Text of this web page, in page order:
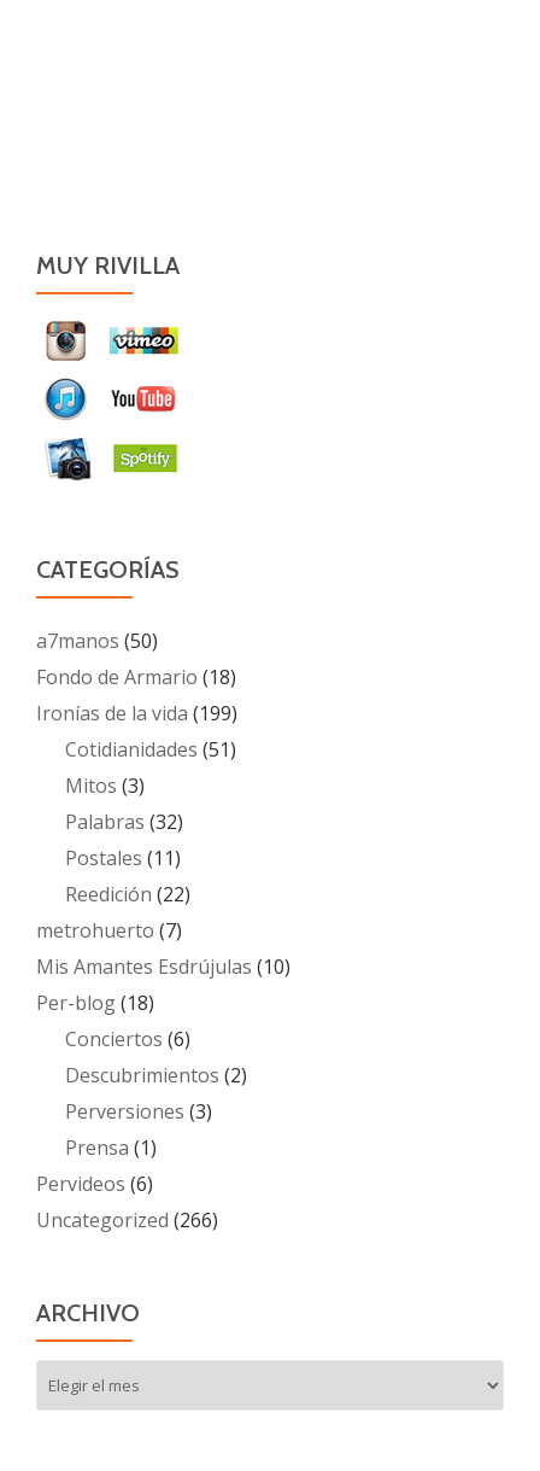
MUY RIVILLA
CATEGORÍAS
a7manos (50)
Fondo de Armario (18)
Ironías de la vida (199)
Cotidianidades (51)
Mitos (3)
Palabras (32)
Postales (11)
Reedición (22)
metrohuerto (7)
Mis Amantes Esdrújulas (10)
Per-blog(18)
Conciertos (6)
Descubrimientos (2)
Perversiones (3)
Prensa (1)
Pervideos (6)
Uncategorized (266)
ARCHIVO